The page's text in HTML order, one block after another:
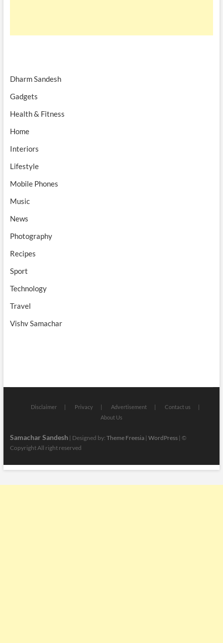
Dharm Sandesh
Gadgets
Health & Fitness
Home
Interiors
Lifestyle
Mobile Phones
Music
News
Photography
Recipes
Sport
Technology
Travel
Vishv Samachar
Disclaimer Privacy Advertisement
Contact us
About Us
Samachar Sandesh | Designed by: Theme Freesia| WordPress| ©
Copyright All right reserved